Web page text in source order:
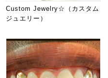
Custom Jewelry☆（カスタム
ジュエリー）